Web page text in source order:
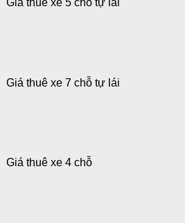
Giá thuê xe 5 chỗ tự lái
Giá thuê xe 7 chỗ tự lái
Giá thuê xe 4 chỗ